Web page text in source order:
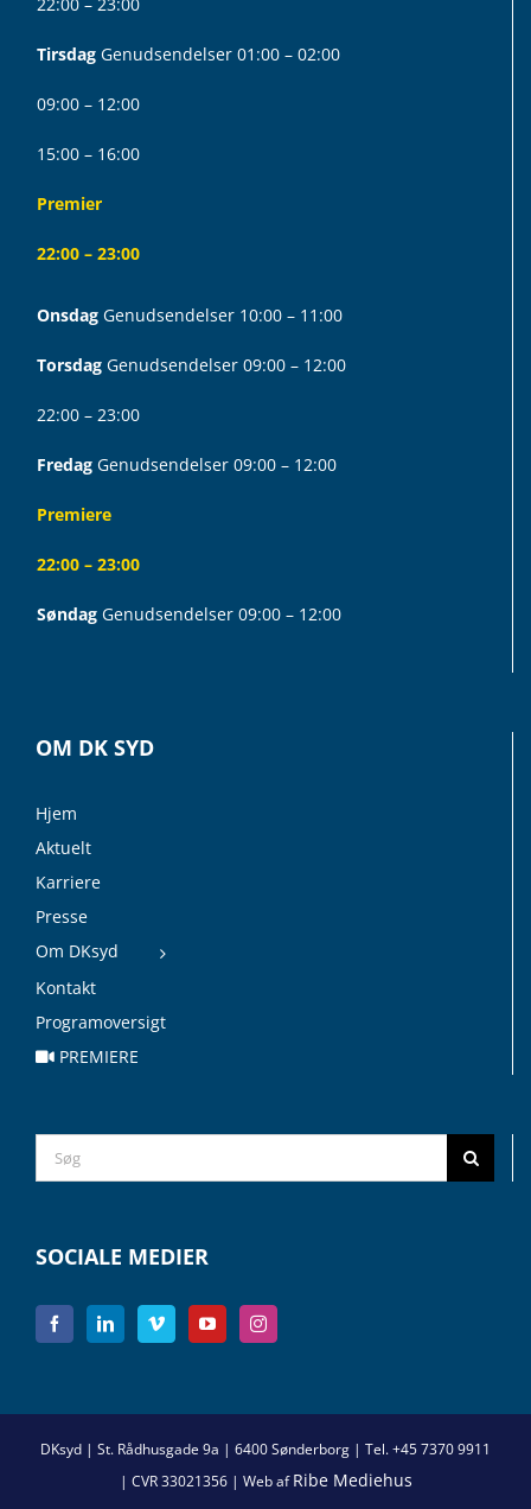
22:00 – 23:00
Tirsdag Genudsendelser 01:00 – 02:00
09:00 – 12:00
15:00 – 16:00
Premier
22:00 – 23:00
Onsdag Genudsendelser 10:00 – 11:00
Torsdag Genudsendelser 09:00 – 12:00
22:00 – 23:00
Fredag Genudsendelser 09:00 – 12:00
Premiere
22:00 – 23:00
Søndag Genudsendelser 09:00 – 12:00
OM DK SYD
Hjem
Aktuelt
Karriere
Presse
Om DKsyd
Kontakt
Programoversigt
PREMIERE
Search
for:
SOCIALE MEDIER
DKsyd | St. Rådhusgade 9a | 6400 Sønderborg | Tel. +45 7370 9911
| CVR 33021356 | Web afRibe Mediehus